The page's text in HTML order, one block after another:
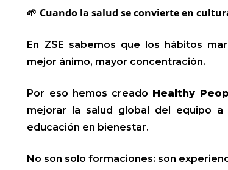
🌱 Cuando la salud se convierte en
En ZSE sabemos que los hábitos
mejor ánimo, mayor concentración.
Por eso hemos creado Healthy
mejorar la salud global del equipo
educación en bienestar.
No son solo formaciones: son